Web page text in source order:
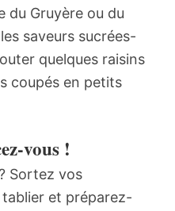
du Gruyère ou du
saveurs sucrées-
quelques raisins
coupés en petits
vous !
Sortez vos
et préparez-